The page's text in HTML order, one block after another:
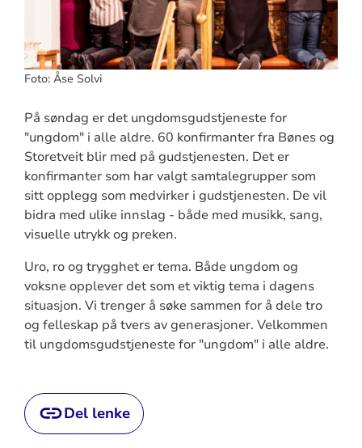
Foto: Åse Solvi
På søndag er det ungdomsgudstjeneste for
"ungdom" i alle aldre. 60 konfirmanter fra Bønes og
Storetveit blir med på gudstjenesten. Det er
konfirmanter som har valgt samtalegrupper som
sitt opplegg som medvirker i gudstjenesten. De vil
bidra med ulike innslag - både med musikk, sang,
visuelle utrykk og preken.
Uro, ro og trygghet er tema. Både ungdom og
voksne opplever det som et viktig tema i dagens
situasjon. Vi trenger å søke sammen for å dele tro
og felleskap på tvers av generasjoner. Velkommen
til ungdomsgudstjeneste for "ungdom" i alle aldre.
Del lenke